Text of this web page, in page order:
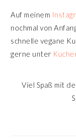
Auf meinem
nochmal von
schnelle vegane
gerne unter
Viel Spaß mit